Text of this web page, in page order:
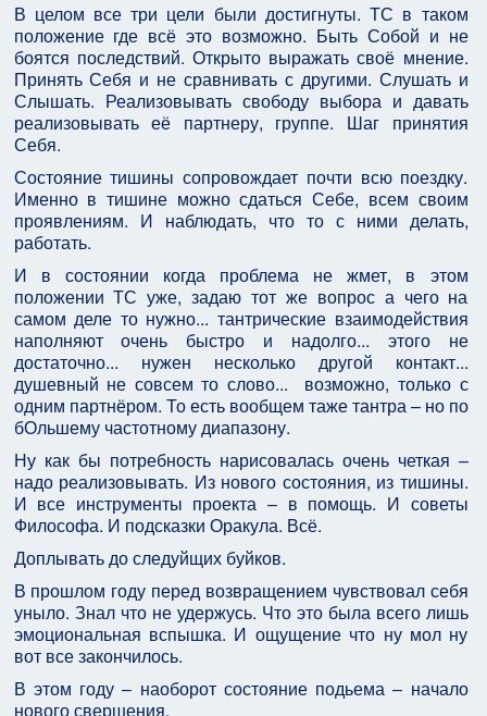
В целом все три цели были достигнуты. ТС в таком
положение где всё это возможно. Быть Собой и не
боятся последствий. Открыто выражать своё мнение.
Принять Себя и не сравнивать с другими. Слушать и
Слышать. Реализовывать свободу выбора и давать
реализовывать её партнеру, группе. Шаг принятия
Себя.
Состояние тишины сопровождает почти всю поездку.
Именно в тишине можно сдаться Себе, всем своим
проявлениям. И наблюдать, что то с ними делать,
работать.
И в состоянии когда проблема не жмет, в этом
положении ТС уже, задаю тот же вопрос а чего на
самом деле то нужно... тантрические взаимодействия
наполняют очень быстро и надолго... этого не
достаточно... нужен несколько другой контакт...
душевный не совсем то слово... возможно, только с
одним партнёром. То есть вообщем таже тантра – но по
бОльшему частотному диапазону.
Ну как бы потребность нарисовалась очень четкая –
надо реализовывать. Из нового состояния, из тишины.
И все инструменты проекта – в помощь. И советы
Философа. И подсказки Оракула. Всё.
Доплывать до следуйщих буйков.
В прошлом году перед возвращением чувствовал себя
уныло. Знал что не удержусь. Что это была всего лишь
эмоциональная вспышка. И ощущение что ну мол ну
вот все закончилось.
В этом году – наоборот состояние подьема – начало
нового свершения.